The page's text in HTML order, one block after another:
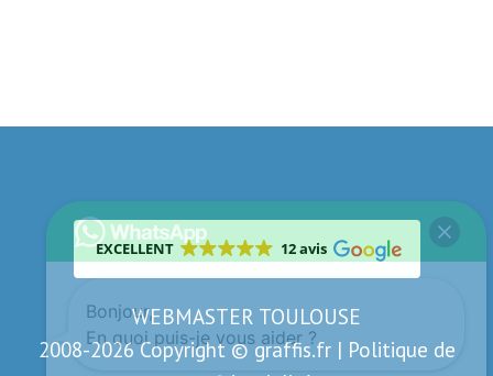
EXCELLENT 12 avis
WEBMASTER TOULOUSE
2008-2026 Copyright © graffis.fr | Politique de
Bonjour,
En quoi puis-je vous aider ?